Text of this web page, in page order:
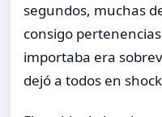
segundos, muchas
consigo
importaba era
dejó a todos en